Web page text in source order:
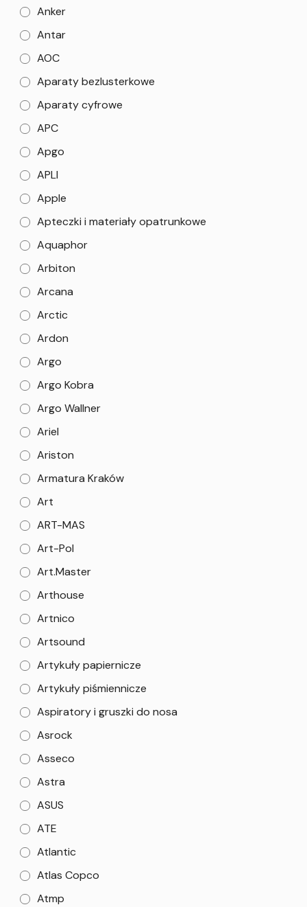
Anker
Antar
AOC
Aparaty bezlusterkowe
Aparaty cyfrowe
APC
Apgo
APLI
Apple
Apteczki i materiały opatrunkowe
Aquaphor
Arbiton
Arcana
Arctic
Ardon
Argo
Argo Kobra
Argo Wallner
Ariel
Ariston
Armatura Kraków
Art
ART-MAS
Art-Pol
Art.Master
Arthouse
Artnico
Artsound
Artykuły papiernicze
Artykuły piśmiennicze
Aspiratory i gruszki do nosa
Asrock
Asseco
Astra
ASUS
ATE
Atlantic
Atlas Copco
Atmp